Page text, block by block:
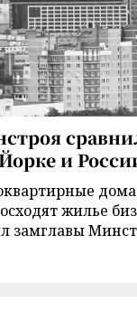
и
жилье
замглавы